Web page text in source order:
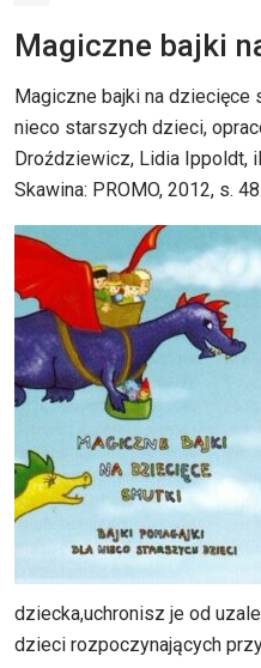
Magiczne bajki
Magiczne bajki na dziecięce
nieco starszych dzieci,
Droździewicz, Lidia Ippoldt,
Skawina: PROMO, 2012, s. 48.
dziecka,uchronisz je od
dzieci rozpoczynających